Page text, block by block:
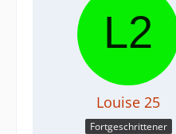
Louise 25
Fortgeschrittener